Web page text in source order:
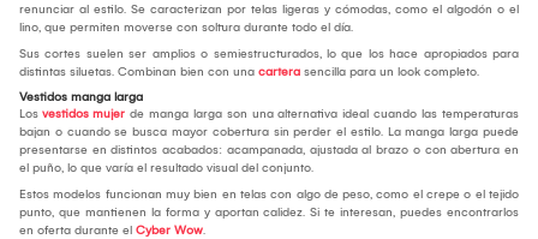
renunciar al estilo. Se caracterizan por telas ligeras y cómodas, como el algodón o el
lino, que permiten moverse con soltura durante todo el día.
Sus cortes suelen ser amplios o semiestructurados, lo que los hace apropiados para
distintas siluetas. Combinan bien con una cartera sencilla para un look completo.
Vestidos manga larga
Los vestidos mujer de manga larga son una alternativa ideal cuando las temperaturas
bajan o cuando se busca mayor cobertura sin perder el estilo. La manga larga puede
presentarse en distintos acabados: acampanada, ajustada al brazo o con abertura en
el puño, lo que varía el resultado visual del conjunto.
Estos modelos funcionan muy bien en telas con algo de peso, como el crepe o el tejido
punto, que mantienen la forma y aportan calidez. Si te interesan, puedes encontrarlos
en oferta durante el Cyber Wow.